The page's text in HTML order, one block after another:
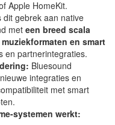
Apple HomeKit.
dit gebrek aan native
met een breed scala
en smart
en partnerintegraties.
Bluesound
integraties en
met smart
systemen werkt: